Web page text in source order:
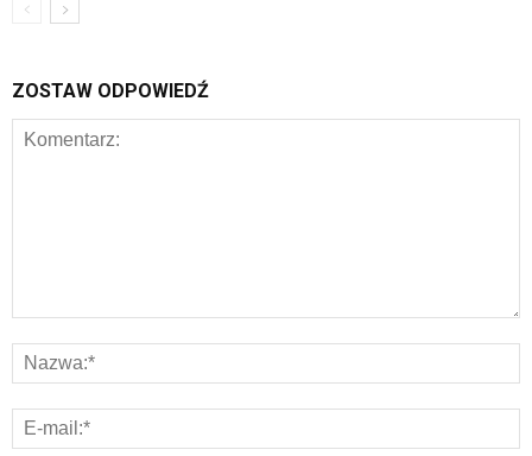
ZOSTAW ODPOWIEDŹ